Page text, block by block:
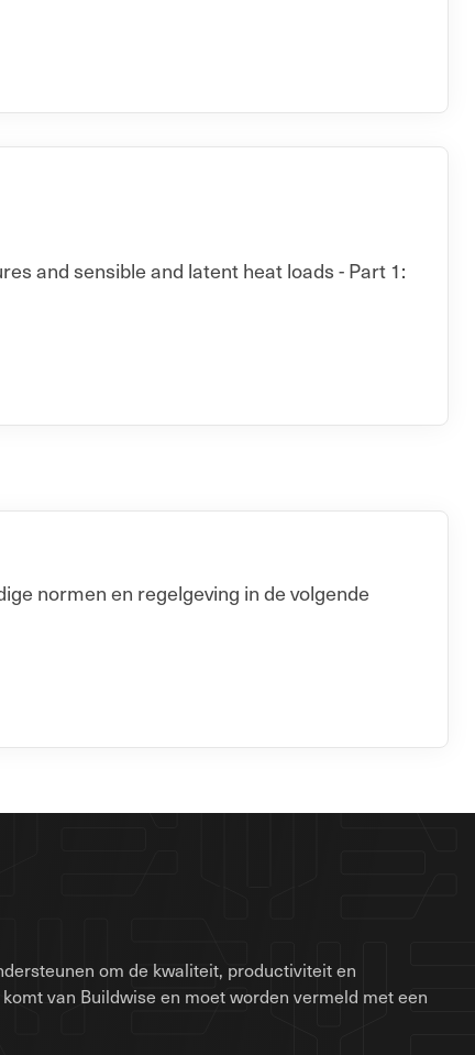
and sensible and latent heat loads - Part 1:
normen en regelgeving in de volgende
om de kwaliteit, productiviteit en
van Buildwise en moet worden vermeld met een